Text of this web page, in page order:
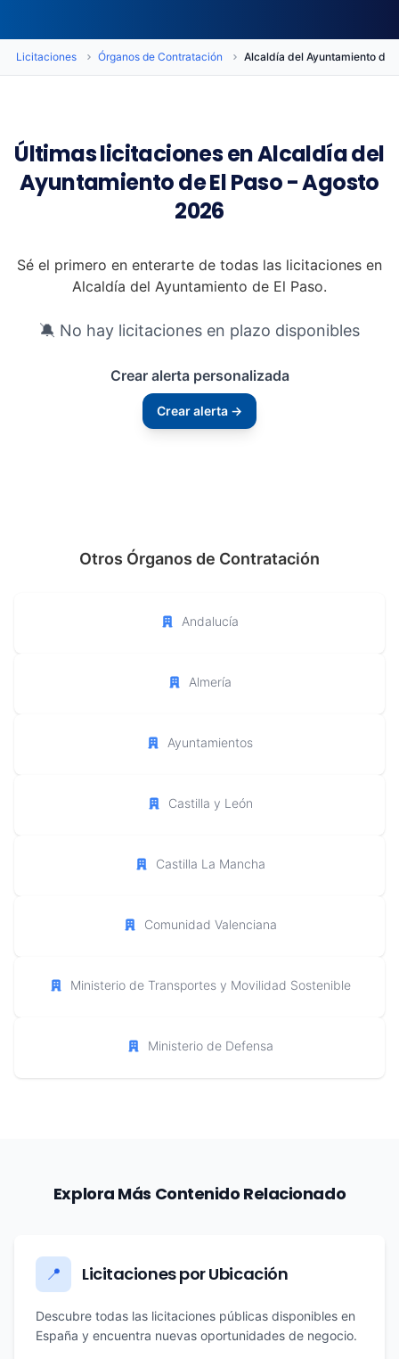
Licitaciones Órganos de Contratación Alcaldía del Ayuntamiento de
Últimas licitaciones en Alcaldía del
Ayuntamiento de El Paso - Agosto
2026
Sé el primero en enterarte de todas las licitaciones en
Alcaldía del Ayuntamiento de El Paso.
🔕 No hay licitaciones en plazo disponibles
Crear alerta personalizada
Crear alerta →
Otros Órganos de Contratación
Andalucía
Almería
Ayuntamientos
Castilla y León
Castilla La Mancha
Comunidad Valenciana
Ministerio de Transportes y Movilidad Sostenible
Ministerio de Defensa
Explora Más Contenido Relacionado
📍 Licitaciones por Ubicación
Descubre todas las licitaciones públicas disponibles en
España y encuentra nuevas oportunidades de negocio.